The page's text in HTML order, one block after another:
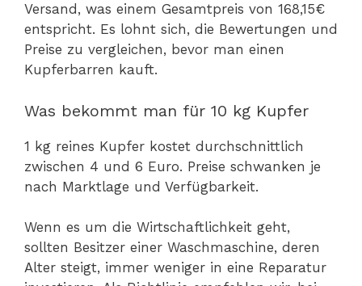
Versand, was einem Gesamtpreis von 168,15€
entspricht. Es lohnt sich, die Bewertungen und
Preise zu vergleichen, bevor man einen
Kupferbarren kauft.
Was bekommt man für 10 kg Kupfer
1 kg reines Kupfer kostet durchschnittlich
zwischen 4 und 6 Euro. Preise schwanken je
nach Marktlage und Verfügbarkeit.
Wenn es um die Wirtschaftlichkeit geht,
sollten Besitzer einer Waschmaschine, deren
Alter steigt, immer weniger in eine Reparatur